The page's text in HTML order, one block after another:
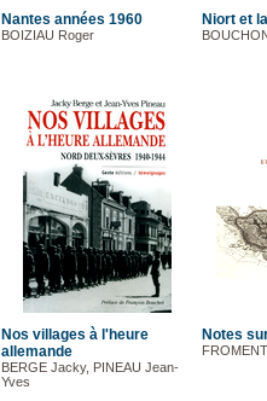
Nantes années 1960
BOIZIAU Roger
Niort et
Nos villages à l'heure
allemande
BERGE Jacky, PINEAU Jean-
Yves
Notes